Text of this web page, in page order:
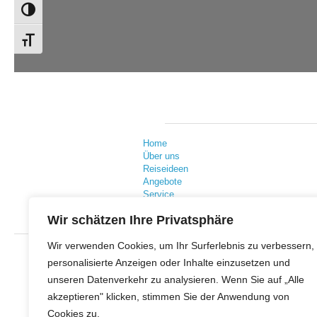
Wir schätzen Ihre Privatsphäre
Wir verwenden Cookies, um Ihr Surferlebnis zu verbessern,
personalisierte Anzeigen oder Inhalte einzusetzen und
unseren Datenverkehr zu analysieren. Wenn Sie auf „Alle
akzeptieren" klicken, stimmen Sie der Anwendung von
Cookies zu.
Umschalten auf hohe Kontraste
Schrift vergrößern
Home
Über uns
Reiseideen
Angebote
Service